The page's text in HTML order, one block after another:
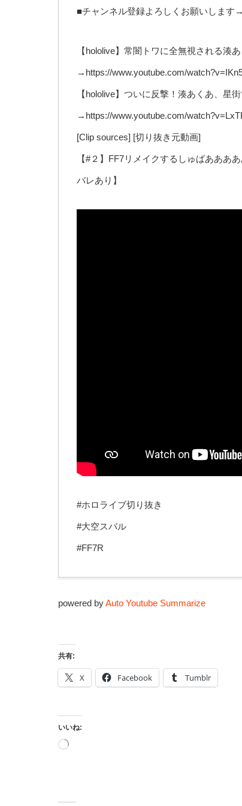
■チャンネル登録よろしくお願いします
【hololive】常闇トワに全無視される
→https://www.youtube.com/
【hololive】ついに反撃！湊あくあ、星
→https://www.youtube.com/
[Clip sources] [切り抜き元動画]
【#２】FF7リメイクするしゅばあああ
バレあり】
#ホロライブ切り抜き
#大空スバル
#FF7R
powered byAuto Youtube Summarize
共有:
X Facebook Tumblr
いいね:
読